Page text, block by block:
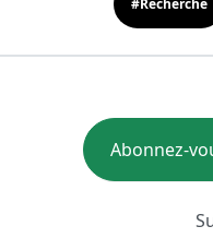
Abonnez-